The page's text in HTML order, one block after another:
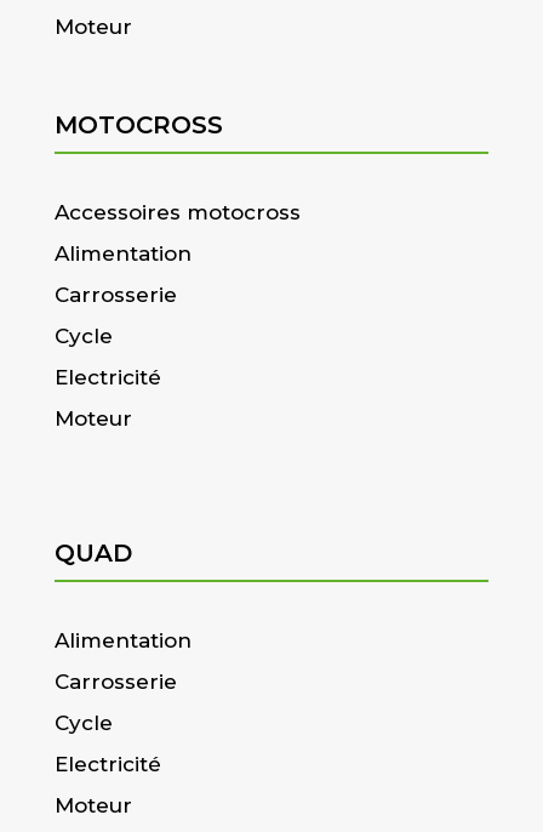
Moteur
MOTOCROSS
Accessoires motocross
Alimentation
Carrosserie
Cycle
Electricité
Moteur
QUAD
Alimentation
Carrosserie
Cycle
Electricité
Moteur